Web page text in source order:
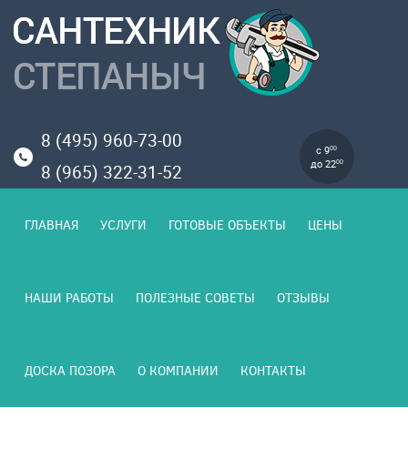
8 (495) 960-73-00
8 (965) 322-31-52
с 900
до 2200
ГЛАВНАЯ УСЛУГИ ГОТОВЫЕ ОБЪЕКТЫ ЦЕНЫ
НАШИ РАБОТЫ ПОЛЕЗНЫЕ СОВЕТЫ ОТЗЫВЫ
ДОСКА ПОЗОРА О КОМПАНИИ КОНТАКТЫ